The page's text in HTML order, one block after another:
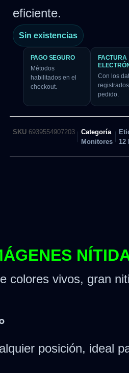
eficiente.
Sin existencias
PAGO SEGURO
Métodos
habilitados en el
checkout.
FACTURA
Con los
pedido.
SKU 6939554907203
Categoría
Monitores
12
colores vivos, gran
posición, ideal